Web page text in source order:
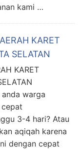
kami …
KARET
SELATAN
KARET
warga
3-4 hari? Atau
aqiqah karena
dengan cepat